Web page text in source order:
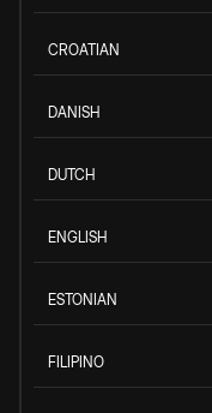
CROATIAN
DANISH
DUTCH
ENGLISH
ESTONIAN
FILIPINO